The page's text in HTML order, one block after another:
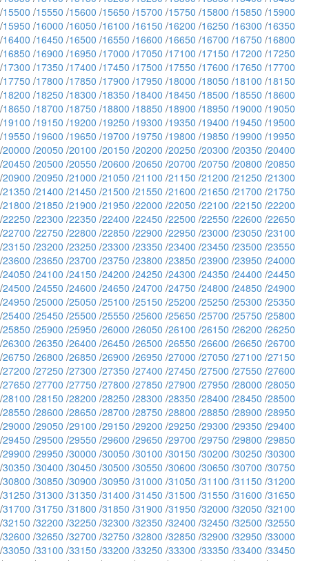
/15500 /15550 /15600 /15650 /15700 /15750 /15800 /15850 /15900
/15950 /16000 /16050 /16100 /16150 /16200 /16250 /16300 /16350
/16400 /16450 /16500 /16550 /16600 /16650 /16700 /16750 /16800
/16850 /16900 /16950 /17000 /17050 /17100 /17150 /17200 /17250
/17300 /17350 /17400 /17450 /17500 /17550 /17600 /17650 /17700
/17750 /17800 /17850 /17900 /17950 /18000 /18050 /18100 /18150
/18200 /18250 /18300 /18350 /18400 /18450 /18500 /18550 /18600
/18650 /18700 /18750 /18800 /18850 /18900 /18950 /19000 /19050
/19100 /19150 /19200 /19250 /19300 /19350 /19400 /19450 /19500
/19550 /19600 /19650 /19700 /19750 /19800 /19850 /19900 /19950
/20000 /20050 /20100 /20150 /20200 /20250 /20300 /20350 /20400
/20450 /20500 /20550 /20600 /20650 /20700 /20750 /20800 /20850
/20900 /20950 /21000 /21050 /21100 /21150 /21200 /21250 /21300
/21350 /21400 /21450 /21500 /21550 /21600 /21650 /21700 /21750
/21800 /21850 /21900 /21950 /22000 /22050 /22100 /22150 /22200
/22250 /22300 /22350 /22400 /22450 /22500 /22550 /22600 /22650
/22700 /22750 /22800 /22850 /22900 /22950 /23000 /23050 /23100
/23150 /23200 /23250 /23300 /23350 /23400 /23450 /23500 /23550
/23600 /23650 /23700 /23750 /23800 /23850 /23900 /23950 /24000
/24050 /24100 /24150 /24200 /24250 /24300 /24350 /24400 /24450
/24500 /24550 /24600 /24650 /24700 /24750 /24800 /24850 /24900
/24950 /25000 /25050 /25100 /25150 /25200 /25250 /25300 /25350
/25400 /25450 /25500 /25550 /25600 /25650 /25700 /25750 /25800
/25850 /25900 /25950 /26000 /26050 /26100 /26150 /26200 /26250
/26300 /26350 /26400 /26450 /26500 /26550 /26600 /26650 /26700
/26750 /26800 /26850 /26900 /26950 /27000 /27050 /27100 /27150
/27200 /27250 /27300 /27350 /27400 /27450 /27500 /27550 /27600
/27650 /27700 /27750 /27800 /27850 /27900 /27950 /28000 /28050
/28100 /28150 /28200 /28250 /28300 /28350 /28400 /28450 /28500
/28550 /28600 /28650 /28700 /28750 /28800 /28850 /28900 /28950
/29000 /29050 /29100 /29150 /29200 /29250 /29300 /29350 /29400
/29450 /29500 /29550 /29600 /29650 /29700 /29750 /29800 /29850
/29900 /29950 /30000 /30050 /30100 /30150 /30200 /30250 /30300
/30350 /30400 /30450 /30500 /30550 /30600 /30650 /30700 /30750
/30800 /30850 /30900 /30950 /31000 /31050 /31100 /31150 /31200
/31250 /31300 /31350 /31400 /31450 /31500 /31550 /31600 /31650
/31700 /31750 /31800 /31850 /31900 /31950 /32000 /32050 /32100
/32150 /32200 /32250 /32300 /32350 /32400 /32450 /32500 /32550
/32600 /32650 /32700 /32750 /32800 /32850 /32900 /32950 /33000
/33050 /33100 /33150 /33200 /33250 /33300 /33350 /33400 /33450